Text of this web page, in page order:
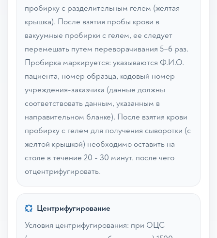
пробирку с разделительным гелем (желтая
крышка). После взятия пробы крови в
вакуумные пробирки с гелем, ее следует
перемешать путем переворачивания 5–6 раз.
Пробирка маркируется: указываются Ф.И.О.
пациента, номер образца, кодовый номер
учреждения-заказчика (данные должны
соответствовать данным, указанным в
направительном бланке). После взятия крови
пробирку с гелем для получения сыворотки (с
желтой крышкой) необходимо оставить на
столе в течение 20 - 30 минут, после чего
отцентрифугировать.
Центрифугирование
Условия центрифугирования: при ОЦС